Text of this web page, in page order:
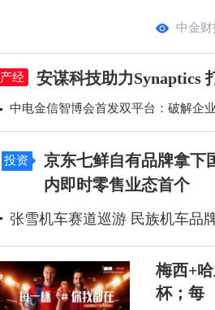
中金财
产经 安谋科技助力Synaptics
中电金信智博会首发双平台：破解企
投资
京东七鲜自有品牌拿下
内即时零售业态首个
张雪机车赛道巡游 民族机车品
梅西+
杯；每